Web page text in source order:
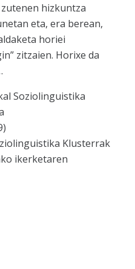
hizkuntza
eta, era berean,
horiei
zitzaien. Horixe da
Soziolinguistika
Klusterrak
ikerketaren